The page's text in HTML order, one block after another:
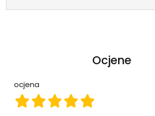
Ocjene
ocjena
ocjena 5
ocjena 4
ocjena 3
ocjena 2
ocjena 1